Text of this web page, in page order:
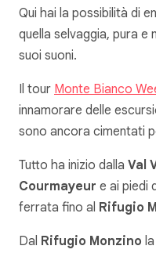
Qui hai la possibilità di
quella selvaggia, pura
suoi suoni.
Il tour Monte Bianco
innamorare delle
sono ancora cimentati
Tutto ha inizio dalla Val
Courmayeur e ai piedi
ferrata fino al Rifugio
Dal Rifugio Monzino